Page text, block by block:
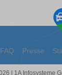
FAQ Presse
| 1A Infosysteme